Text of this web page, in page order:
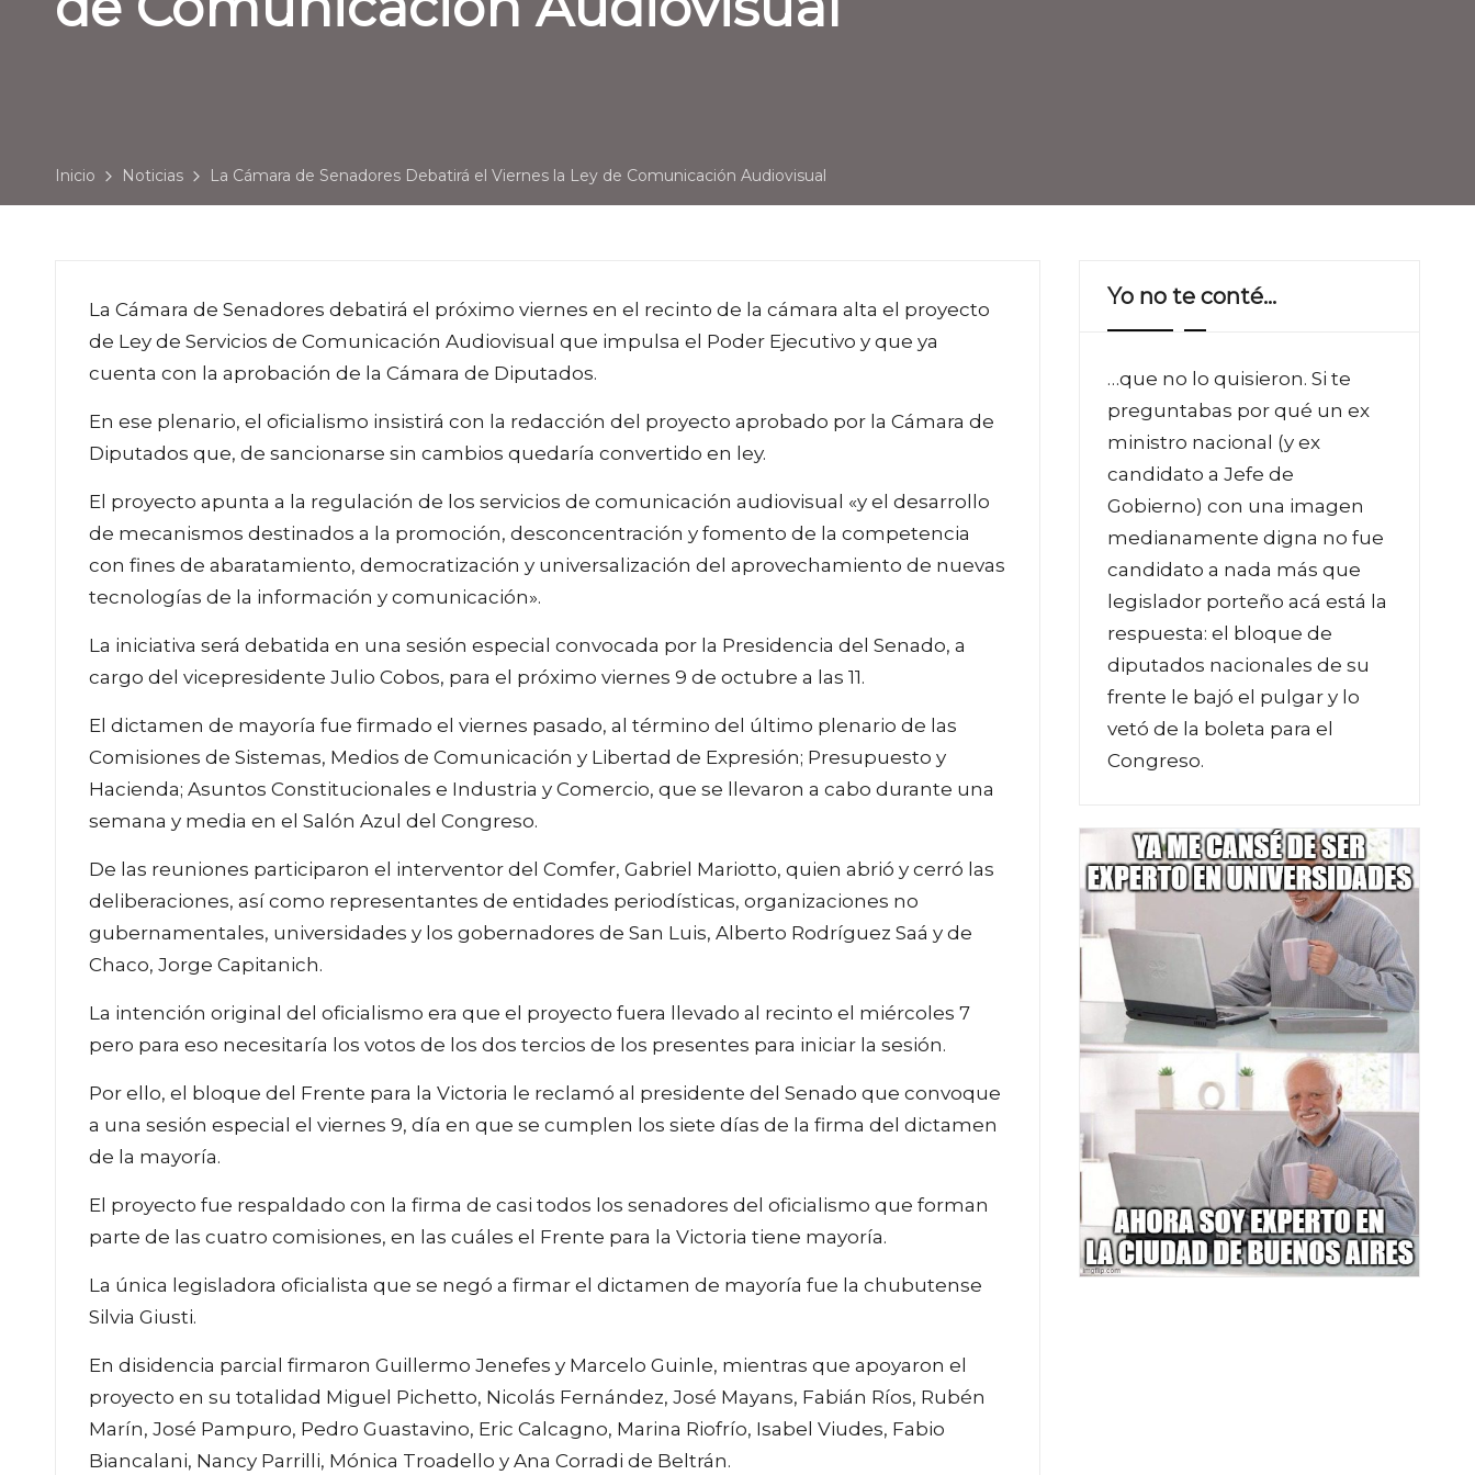
Inicio Noticias La Cámara de Senadores Debatirá el Viernes la Ley de Comunicación Audiovisual
La Cámara de Senadores debatirá el próximo viernes en el recinto de la cámara alta el proyecto
de Ley de Servicios de Comunicación Audiovisual que impulsa el Poder Ejecutivo y que ya
cuenta con la aprobación de la Cámara de Diputados.
En ese plenario, el oficialismo insistirá con la redacción del proyecto aprobado por la Cámara de
Diputados que, de sancionarse sin cambios quedaría convertido en ley.
El proyecto apunta a la regulación de los servicios de comunicación audiovisual «y el desarrollo
de mecanismos destinados a la promoción, desconcentración y fomento de la competencia
con fines de abaratamiento, democratización y universalización del aprovechamiento de nuevas
tecnologías de la información y comunicación».
La iniciativa será debatida en una sesión especial convocada por la Presidencia del Senado, a
cargo del vicepresidente Julio Cobos, para el próximo viernes 9 de octubre a las 11.
El dictamen de mayoría fue firmado el viernes pasado, al término del último plenario de las
Comisiones de Sistemas, Medios de Comunicación y Libertad de Expresión; Presupuesto y
Hacienda; Asuntos Constitucionales e Industria y Comercio, que se llevaron a cabo durante una
semana y media en el Salón Azul del Congreso.
De las reuniones participaron el interventor del Comfer, Gabriel Mariotto, quien abrió y cerró las
deliberaciones, así como representantes de entidades periodísticas, organizaciones no
gubernamentales, universidades y los gobernadores de San Luis, Alberto Rodríguez Saá y de
Chaco, Jorge Capitanich.
La intención original del oficialismo era que el proyecto fuera llevado al recinto el miércoles 7
pero para eso necesitaría los votos de los dos tercios de los presentes para iniciar la sesión.
Por ello, el bloque del Frente para la Victoria le reclamó al presidente del Senado que convoque
a una sesión especial el viernes 9, día en que se cumplen los siete días de la firma del dictamen
de la mayoría.
El proyecto fue respaldado con la firma de casi todos los senadores del oficialismo que forman
parte de las cuatro comisiones, en las cuáles el Frente para la Victoria tiene mayoría.
La única legisladora oficialista que se negó a firmar el dictamen de mayoría fue la chubutense
Silvia Giusti.
En disidencia parcial firmaron Guillermo Jenefes y Marcelo Guinle, mientras que apoyaron el
proyecto en su totalidad Miguel Pichetto, Nicolás Fernández, José Mayans, Fabián Ríos, Rubén
Marín, José Pampuro, Pedro Guastavino, Eric Calcagno, Marina Riofrío, Isabel Viudes, Fabio
Biancalani, Nancy Parrilli, Mónica Troadello y Ana Corradi de Beltrán.
Yo no te conté…
…que no lo quisieron. Si te
preguntabas por qué un ex
ministro nacional (y ex
candidato a Jefe de
Gobierno) con una imagen
medianamente digna no fue
candidato a nada más que
legislador porteño acá está la
respuesta: el bloque de
diputados nacionales de su
frente le bajó el pulgar y lo
vetó de la boleta para el
Congreso.